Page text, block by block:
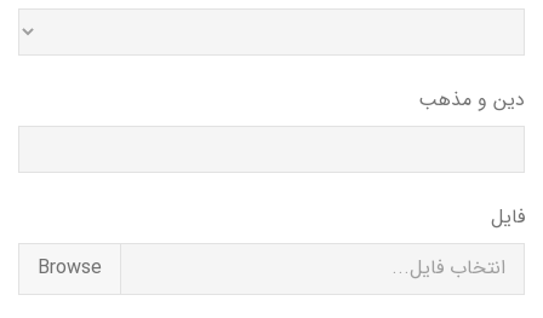
دین و مذهب
فایل
انتخاب فایل...